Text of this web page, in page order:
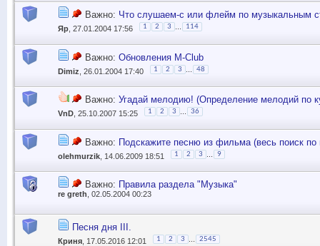
Важно: Что слушаем-с или флейм по музыкальным
Яр , 27.01.2004 17:56 1 2 3 114
Важно: Обновления M-Club
Dimiz , 26.01.2004 17:40 1 2 3 48
Важно: Угадай мелодию! (Определение мелодий по
VnD , 25.10.2007 15:25 1 2 3 36
Важно: Подскажите песню из фильма (весь поиск по
olehmurzik , 14.06.2009 18:51 1 2 3 9
Важно: Правила раздела "Музыка"
re greth , 02.05.2004 00:23
Песня дня III.
Криня , 17.05.2016 12:01 1 2 3 2545